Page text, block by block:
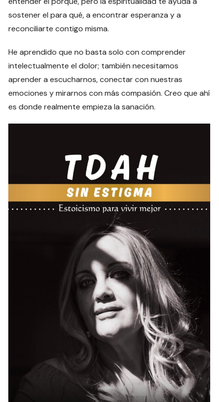
sostener el para qué, a encontrar esperanza y a
reconciliarte contigo misma.
He aprendido que no basta solo con comprender
intelectualmente el dolor; también necesitamos
aprender a escucharnos, conectar con nuestras
emociones y mirarnos con más compasión. Creo que ahí
es donde realmente empieza la sanación.